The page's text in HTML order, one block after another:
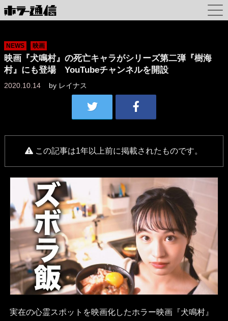
NEWS 映画
映画『犬鳴村』の死亡キャラがシリーズ第二弾『樹海
村』にも登場 YouTubeチャンネルを開設
2020.10.14 by レイナス
この記事は1年以上前に掲載されたものです。
実在の心霊スポットを映画化したホラー映画『犬鳴村』